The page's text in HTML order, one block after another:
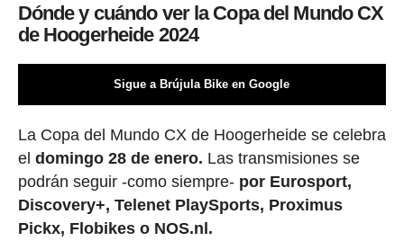
Dónde y cuándo ver la Copa del Mundo CX
de Hoogerheide 2024
Sigue a Brújula Bike en Google
La Copa del Mundo CX de Hoogerheide se celebra
el domingo 28 de enero. Las transmisiones se
podrán seguir -como siempre- por Eurosport,
Discovery+, Telenet PlaySports, Proximus
Pickx, Flobikes o NOS.nl.